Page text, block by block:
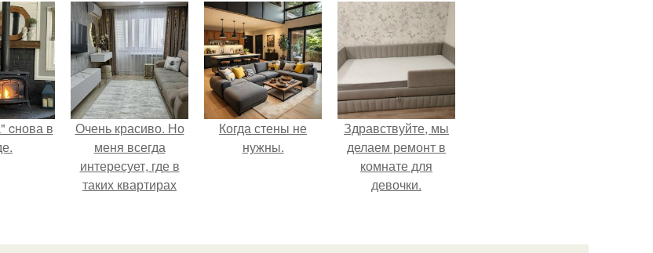
cнова в
Очень красиво. Но
меня всегда
интересует, где в
таких квартирах
Когда стены не
нужны.
Здравствуйте, мы
делаем ремонт в
комнате для
девочки.